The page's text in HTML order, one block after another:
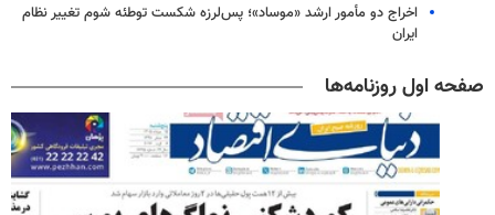
اخراج دو مأمور ارشد «موساد»؛ پس‌لرزه شکست توطئه شوم تغییر نظام
ایران
صفحه اول روزنامه‌ها